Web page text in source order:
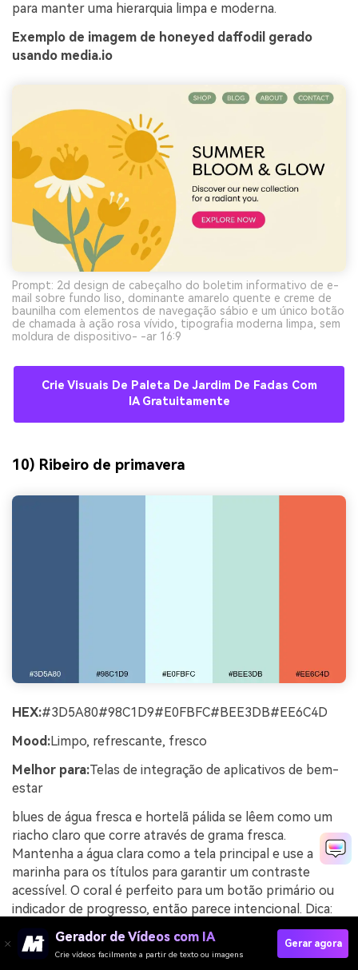
para manter uma hierarquia limpa e moderna.
Exemplo de imagem de honeyed daffodil gerado
usando media.io
Prompt: 2d design de cabeçalho do boletim informativo de e-
mail sobre fundo liso, dominante amarelo quente e creme de
baunilha com elementos de navegação sábio e um único botão
de chamada à ação rosa vívido, tipografia moderna limpa, sem
moldura de dispositivo- -ar 16:9
Crie Visuais De Paleta De Jardim De Fadas Com
IA Gratuitamente
10) Ribeiro de primavera
HEX:#3D5A80#98C1D9#E0FBFC#BEE3DB#EE6C4D
Mood:Limpo, refrescante, fresco
Melhor para:Telas de integração de aplicativos de bem-
estar
blues de água fresca e hortelã pálida se lêem como um
riacho claro que corre através de grama fresca.
Mantenha a água clara como a tela principal e use a
marinha para os títulos para garantir um contraste
acessível. O coral é perfeito para um botão primário ou
indicador de progresso, então parece intencional. Dica:
Adicione gradientes suaves apenas nos fundos e
mantenha os componentes da UI planos para clareza.
Gerador de Vídeos com IA
Crie vídeos facilmente a partir de texto ou imagens
Gerar agora